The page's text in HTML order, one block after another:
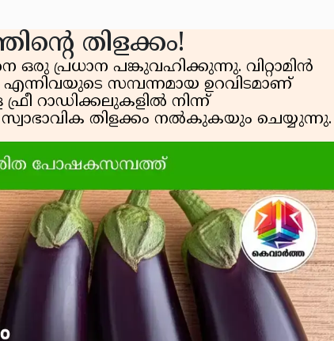
തിളക്കം!
പ്രധാന പങ്കുവഹിക്കുന്നു. വിറ്റാമിൻ
സമ്പന്നമായ ഉറവിടമാണ്
റാഡിക്കലുകളിൽ നിന്ന്
തിളക്കം നൽകുകയും ചെയ്യുന്നു.